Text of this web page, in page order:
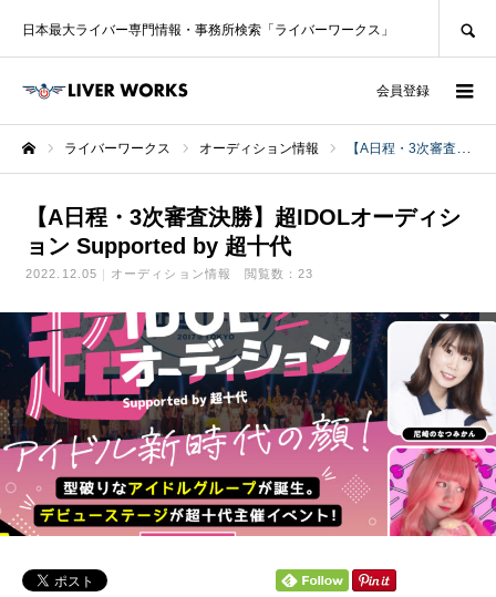
日本最大ライバー専門情報・事務所検索「ライバーワークス」
会員登録
ライバーワークス オーディション情報 【A日程・3次審査決勝】超IDOLオーディション Supported by 超十代
【A日程・3次審査決勝】超IDOLオーディシ
ョン Supported by 超十代
2022.12.05 オーディション情報 閲覧数：23